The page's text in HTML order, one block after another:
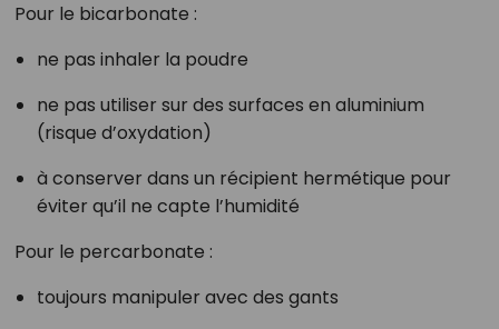
Pour le bicarbonate :
ne pas inhaler la poudre
ne pas utiliser sur des surfaces en aluminium
(risque d’oxydation)
à conserver dans un récipient hermétique pour
éviter qu’il ne capte l’humidité
Pour le percarbonate :
toujours manipuler avec des gants